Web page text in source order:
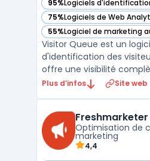
95%Logiciels
— voir Visitor Queue dans
75%Logiciels de Web
— voir Visitor Queue dans
55%Logiciel de marketing
— voir Visitor Queue dans
Visitor Queue est un
d'identification des
offre une visibilité
votre site internet. Grâce
suivre en temps réel les
utilisateurs, les page ...
Plus d’infos Site web
Freshmarketer
Optimisation de
marketing
4,4